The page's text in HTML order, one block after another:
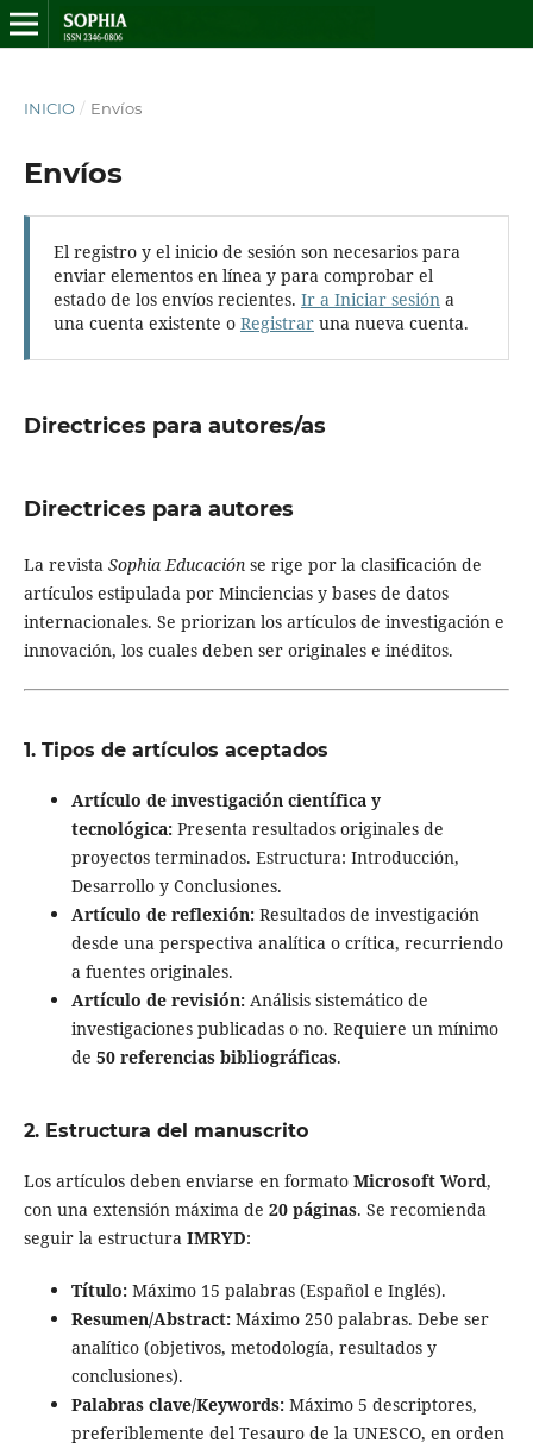
INICIO / Envíos
Envíos
El registro y el inicio de sesión son necesarios para
enviar elementos en línea y para comprobar el
estado de los envíos recientes. Ir a Iniciar sesióna
una cuenta existente o Registraruna nueva cuenta.
Directrices para autores/as
Directrices para autores
La revista Sophia Educaciónse rige por la clasificación de
artículos estipulada por Minciencias y bases de datos
internacionales. Se priorizan los artículos de investigación e
innovación, los cuales deben ser originales e inéditos.
1. Tipos de artículos aceptados
Artículo de investigación científica y
tecnológica:Presenta resultados originales de
proyectos terminados. Estructura: Introducción,
Desarrollo y Conclusiones.
Artículo de reflexión:Resultados de investigación
desde una perspectiva analítica o crítica, recurriendo
a fuentes originales.
Artículo de revisión:Análisis sistemático de
investigaciones publicadas o no. Requiere un mínimo
de 50 referencias bibliográficas.
2. Estructura del manuscrito
Los artículos deben enviarse en formato Microsoft Word,
con una extensión máxima de 20 páginas. Se recomienda
seguir la estructura IMRYD:
Título:Máximo 15 palabras (Español e Inglés).
Resumen/Abstract:Máximo 250 palabras. Debe ser
analítico (objetivos, metodología, resultados y
conclusiones).
Palabras clave/Keywords:Máximo 5 descriptores,
preferiblemente del Tesauro de la UNESCO, en orden